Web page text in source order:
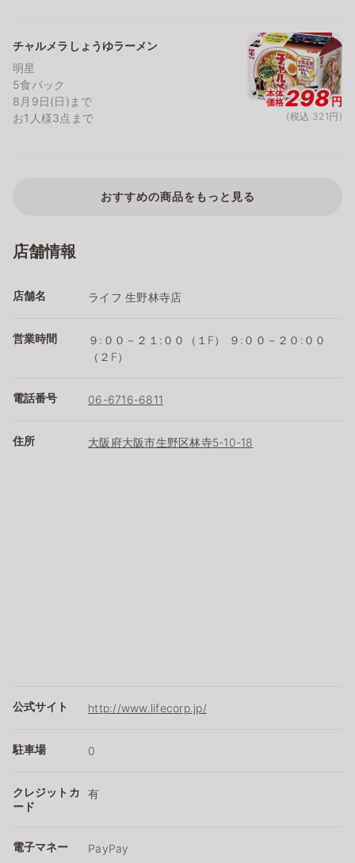
チャルメラしょうゆラーメン
明星
5食パック
8月9日(日)まで
お1人様3点まで
本体
価格298円
(税込 321円)
おすすめの商品をもっと見る
店舗情報
店舗名 ライフ 生野林寺店
営業時間
９:００－２１:００（１F） ９:００－２０:００
（２F）
電話番号 06-6716-6811
住所 大阪府大阪市生野区林寺5-10-18
公式サイト http://www.lifecorp.jp/
駐車場 0
クレジットカ
ード
有
電子マネー PayPay